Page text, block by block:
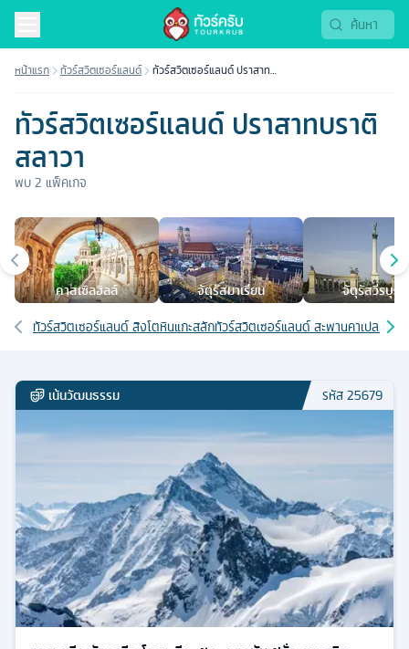
หน้าแรก ทัวร์สวิตเซอร์แลนด์
ทัวร์สวิตเซอร์แลนด์ ปราสาท
ทัวร์สวิตเซอร์แลนด์ ปราสาทบราติ
สลาวา
พบ2 แพ็คเกจ
เมืองยอดนิยม
คาสเซิลฮิลล์ จัตุรัสมาเรียน จัตุรัสวีรบุรุษ
เส้นทางที่เกี่ยวข้อง
ทัวร์สวิตเซอร์แลนด์ สิงโตหินแกะสลักทัวร์สวิตเซอร์แลนด์ สะพานคาเปล (สะ
เน้นวัฒนธรรม รหัส25679